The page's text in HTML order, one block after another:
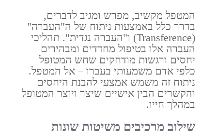
המטפל מקשיב, מפרש ומגיב לדברים,
בדרך כלל באמצעות ניתוח של ה"העברה"
(Transference) ו"העברה נגדית". תהליכי
העברה אלו בטיפול מחדדים ומבהירים
יחסים ורגשות מודחקים שחש המטופל
כלפי אדם משמעותי בעברו – אל המטפל.
ניתוח זה משמש אמצעי להבנת היחסים
והקשרים הבין אישיים שיצר ויוצר המטופל
במהלך חייו.
שילוב מרכיבים משיטות שונות